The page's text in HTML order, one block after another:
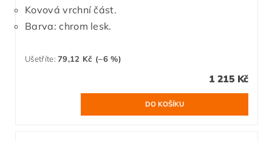
Kovová vrchní část.
Barva: chrom lesk.
Ušetříte:79,12 Kč (–6 %)
1 215 Kč